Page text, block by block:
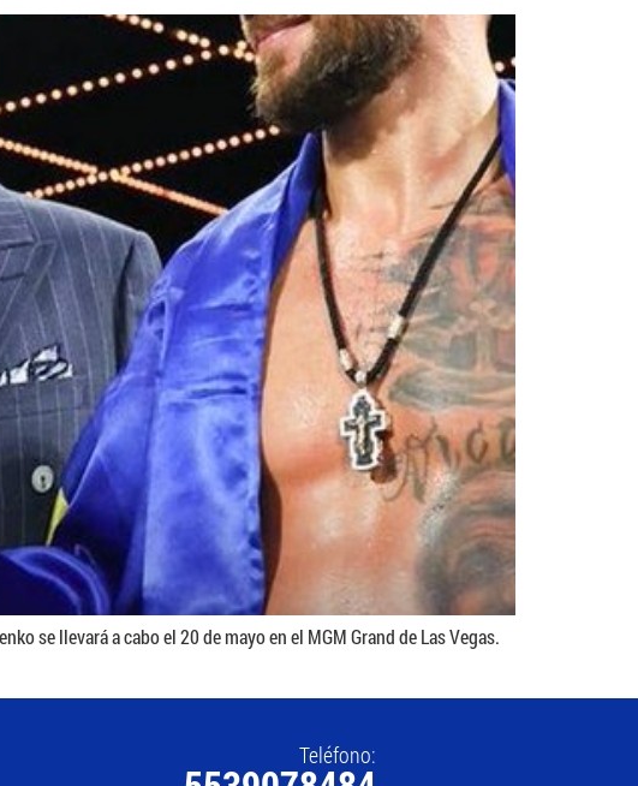
se llevará a cabo el 20 de mayo en el MGM Grand de Las Vegas.
Teléfono: